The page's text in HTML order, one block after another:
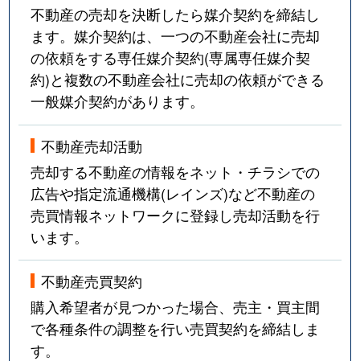
不動産の売却を決断したら媒介契約を締結し
ます。媒介契約は、一つの不動産会社に売却
の依頼をする専任媒介契約(専属専任媒介契
約)と複数の不動産会社に売却の依頼ができる
一般媒介契約があります。
不動産売却活動
売却する不動産の情報をネット・チラシでの
広告や指定流通機構(レインズ)など不動産の
売買情報ネットワークに登録し売却活動を行
います。
不動産売買契約
購入希望者が見つかった場合、売主・買主間
で各種条件の調整を行い売買契約を締結しま
す。